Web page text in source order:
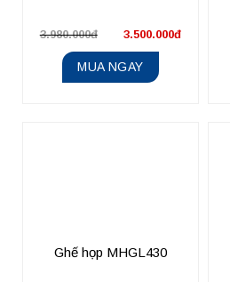
3.980.000đ 3.500.000đ
MUA NGAY
Ghế họp MHGL430